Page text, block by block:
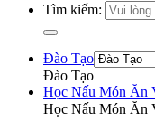
Tìm kiếm:
Đào Tạo
Đào Tạo
Học Nấu Món Ăn
Học Nấu Món Ăn